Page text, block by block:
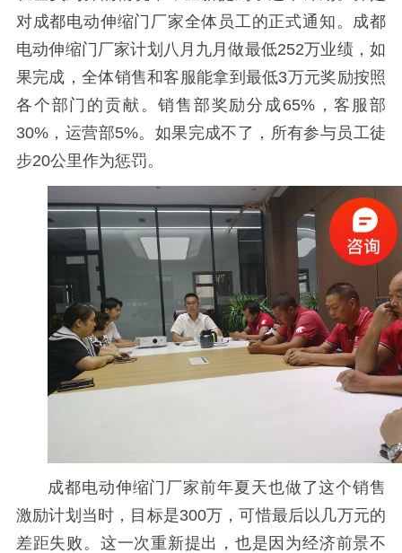
对成都电动伸缩门厂家全体员工的正式通知。成都
电动伸缩门厂家计划八月九月做最低252万业绩，如
果完成，全体销售和客服能拿到最低3万元奖励按照
各个部门的贡献。销售部奖励分成65%，客服部
30%，运营部5%。如果完成不了，所有参与员工徒
步20公里作为惩罚。
成都电动伸缩门厂家前年夏天也做了这个销售
激励计划当时，目标是300万，可惜最后以几万元的
差距失败。这一次重新提出，也是因为经济前景不